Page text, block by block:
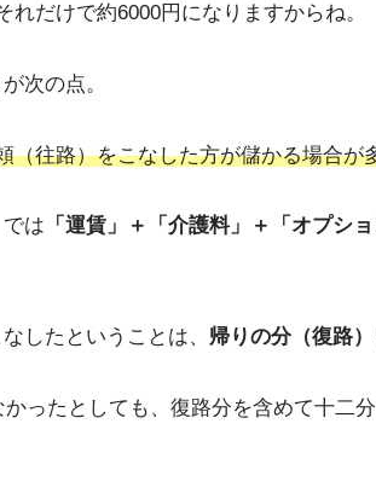
だけで約6000円になりますからね。
次の点。
（往路）をこなした方が儲かる場合が
は 「運賃」＋「介護料」＋「オプショ
したということは、 帰りの分（復路
ったとしても、復路分を含めて十二